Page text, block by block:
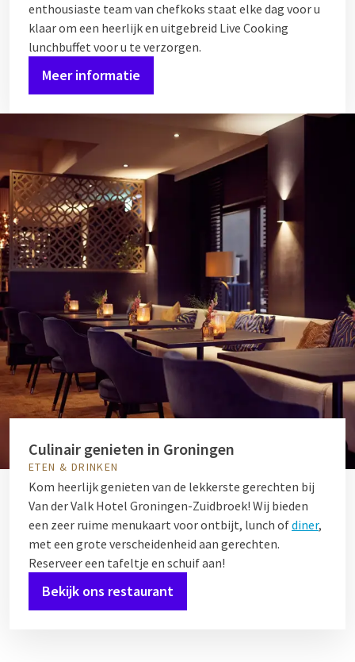
enthousiaste team van chefkoks staat elke dag voor u
klaar om een heerlijk en uitgebreid Live Cooking
lunchbuffet voor u te verzorgen.
Meer informatie
Culinair genieten in Groningen
ETEN & DRINKEN
Kom heerlijk genieten van de lekkerste gerechten bij
Van der Valk Hotel Groningen-Zuidbroek! Wij bieden
een zeer ruime menukaart voor ontbijt, lunch ofdiner,
met een grote verscheidenheid aan gerechten.
Reserveer een tafeltje en schuif aan!
Bekijk ons restaurant